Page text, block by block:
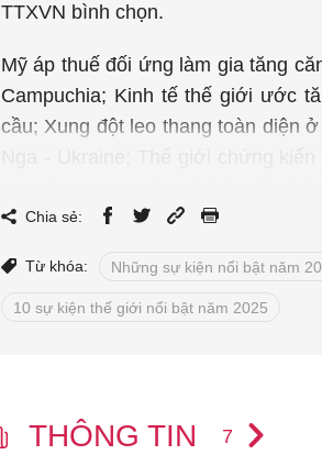
TTXVN bình chọn.
Mỹ áp thuế đối ứng làm gia tăng
Campuchia; Kinh tế thế giới ước
cầu; Xung đột leo thang toàn diện
Nga - Ukraine; Thế giới chứng
bệnh nan y là 10 sự kiện thế giới
Chia sẻ:
Từ khóa: Những sự kiện nổi bật năm
10 sự kiện thế giới nổi bật năm 2025
THÔNG TIN 7